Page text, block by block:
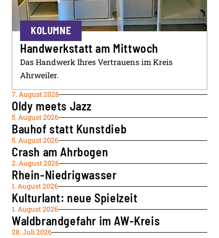
KOLUMNE
Handwerkstatt am Mittwoch
Das Handwerk Ihres Vertrauens im Kreis
Ahrweiler.
7. August 2026
Oldy meets Jazz
5. August 2026
Bauhof statt Kunstdieb
5. August 2026
Crash am Ahrbogen
2. August 2026
Rhein-Niedrigwasser
1. August 2026
Kulturlant: neue Spielzeit
1. August 2026
Waldbrandgefahr im AW-Kreis
28. Juli 2026